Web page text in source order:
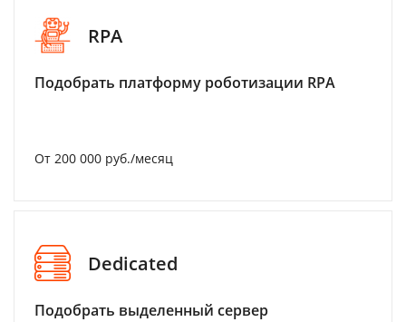
RPA
Подобрать платформу роботизации RPA
От 200 000 руб./месяц
Dedicated
Подобрать выделенный сервер